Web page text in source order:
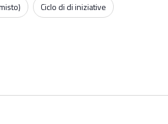
Ciclo di di iniziative